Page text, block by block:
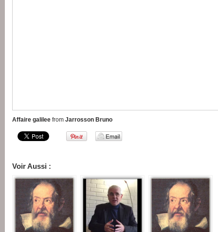
Affaire galilee from Jarrosson Bruno
Voir Aussi :